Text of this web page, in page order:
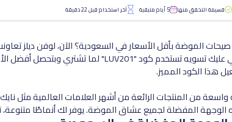
قسيمة التحقق منها 5 أيام متبقية آخر استخدام قبل 22 دقيقة
الموضة بأقل الأسعار في السعودية؟ الآن، لوفن ديلز
من المنتجات الرائعة من أشهر العلامات العالمية مثل نايك،
الوجهة المفضلة لجميع عشاق الموضة. يوفر لك أنماطًا